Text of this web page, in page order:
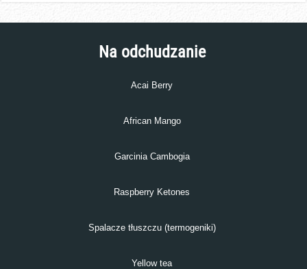
Na odchudzanie
Acai Berry
African Mango
Garcinia Cambogia
Raspberry Ketones
Spalacze tłuszczu (termogeniki)
Yellow tea